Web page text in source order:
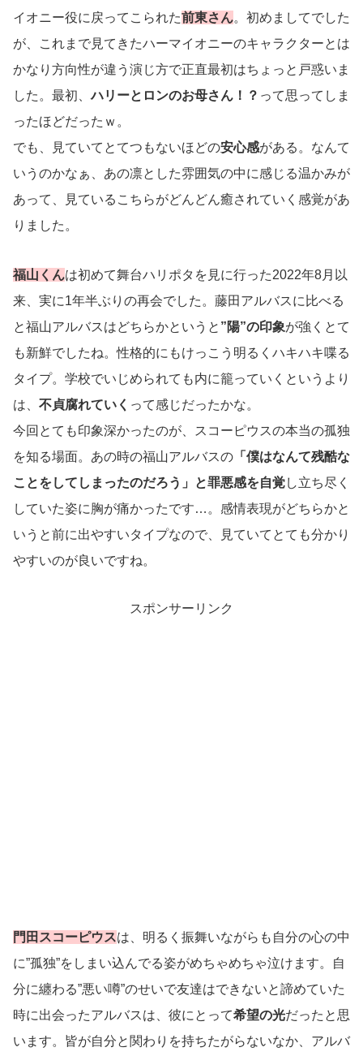
イオニー役に戻ってこられた前東さん。初めましてでした
が、これまで見てきたハーマイオニーのキャラクターとは
かなり方向性が違う演じ方で正直最初はちょっと戸惑いま
した。最初、ハリーとロンのお母さん！？ って思ってしま
ったほどだったｗ。
でも、見ていてとてつもないほどの安心感がある。なんて
いうのかなぁ、あの凛とした雰囲気の中に感じる温かみが
あって、見ているこちらがどんどん癒されていく感覚があ
りました。
福山くんは初めて舞台ハリポタを見に行った2022年8月以
来、実に1年半ぶりの再会でした。藤田アルバスに比べる
と福山アルバスはどちらかというと ”陽”の印象が強くとて
も新鮮でしたね。性格的にもけっこう明るくハキハキ喋る
タイプ。学校でいじめられても内に籠っていくというより
は、 不貞腐れていく って感じだったかな。
今回とても印象深かったのが、スコーピウスの本当の孤独
を知る場面。あの時の福山アルバスの 「僕はなんて残酷な
ことをしてしまったのだろう」と罪悪感を自覚し立ち尽く
していた姿に胸が痛かったです…。感情表現がどちらかと
いうと前に出やすいタイプなので、見ていてとても分かり
やすいのが良いですね。
スポンサーリンク
門田スコーピウスは、明るく振舞いながらも自分の心の中
に”孤独”をしまい込んでる姿がめちゃめちゃ泣けます。自
分に纏わる”悪い噂”のせいで友達はできないと諦めていた
時に出会ったアルバスは、彼にとって希望の光だったと思
います。皆が自分と関わりを持ちたがらないなか、アルバ